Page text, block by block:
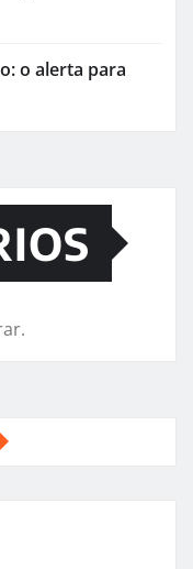
o alerta para